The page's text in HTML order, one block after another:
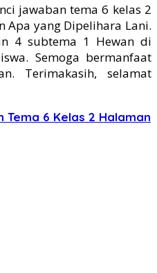
jawaban tema 6 kelas 2
Apa yang Dipelihara Lani.
4 subtema 1 Hewan di
Semoga bermanfaat
Terimakasih, selamat
Tema 6 Kelas 2 Halaman